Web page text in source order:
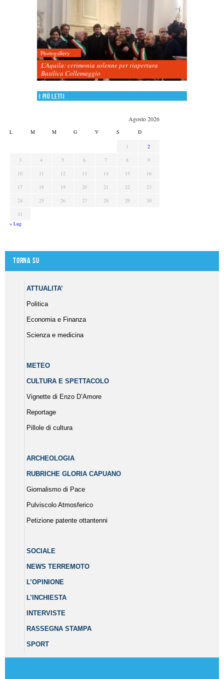
Photogallery
L’Aquila: cerimonia solenne per riapertura
Basilica Collemaggio
I più letti
Agosto 2026
L M M G V S D
1
2
3
4 5 6 7 8
9
10
11 12 13 14 15
16
17
18 19 20 21 22
23
24
25 26 27 28 29
30
31
« Lug
Torna su
ATTUALITA’
Politica
Economia e Finanza
Scienza e medicina
METEO
CULTURA E SPETTACOLO
Vignette di Enzo D’Amore
Reportage
Pillole di cultura
ARCHEOLOGIA
RUBRICHE GLORIA CAPUANO
Giornalismo di Pace
Pulviscolo Atmosferico
Petizione patente ottantenni
SOCIALE
NEWS TERREMOTO
L’OPINIONE
L’INCHIESTA
INTERVISTE
RASSEGNA STAMPA
SPORT